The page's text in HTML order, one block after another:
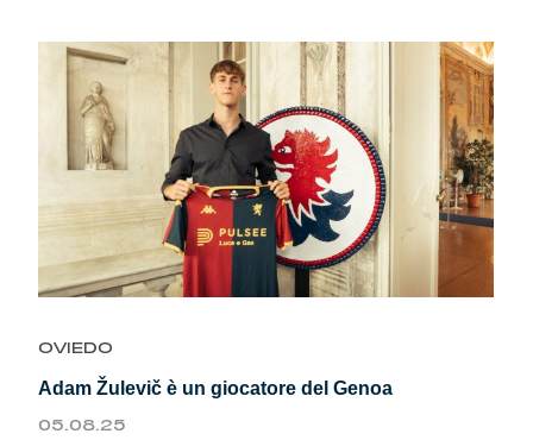
Accessori
Outlet
Helan x Genoa
Isolani x Genoa
Gift Card Online Store
OVIEDO
Adam Žulevič è un giocatore del Genoa
05.08.25